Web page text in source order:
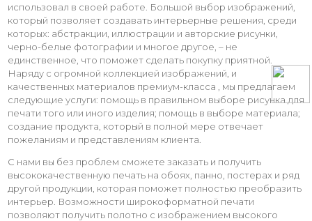
использовал в своей работе. Большой выбор изображений,
который позволяет создавать интерьерные решения, среди
которых: абстракции, иллюстрации и авторские рисунки,
черно-белые фотографии и многое другое, – не
единственное, что поможет сделать покупку приятной.
Наряду с огромной коллекцией изображений, и
качественных материалов премиум-класса , мы предлагаем
следующие услуги: помощь в правильном выборе рисунка для
печати того или иного изделия; помощь в выборе материала;
создание продукта, который в полной мере отвечает
пожеланиям и представлениям клиента.
С нами вы без проблем сможете заказать и получить
высококачественную печать на обоях, панно, постерах и ряд
другой продукции, которая поможет полностью преобразить
интерьер. Возможности широкоформатной печати
позволяют получить полотно с изображением высокого